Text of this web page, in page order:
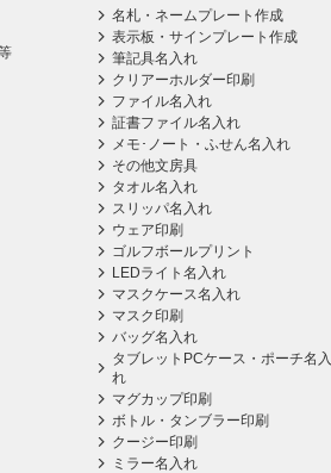
名札・ネームプレート作成
表示板・サインプレート作成
筆記具名入れ
クリアーホルダー印刷
ファイル名入れ
証書ファイル名入れ
メモ･ノート・ふせん名入れ
その他文房具
タオル名入れ
スリッパ名入れ
ウェア印刷
ゴルフボールプリント
LEDライト名入れ
マスクケース名入れ
マスク印刷
バッグ名入れ
タブレットPCケース・ポーチ名入
れ
マグカップ印刷
ボトル・タンブラー印刷
クージー印刷
ミラー名入れ